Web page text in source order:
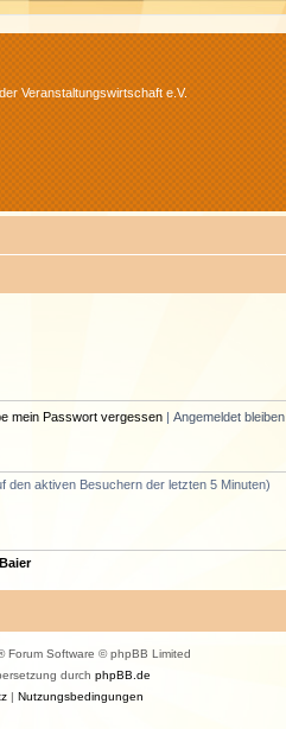
Veranstaltungswirtschaft e.V.
mein Passwort vergessen Angemeldet bleiben
den aktiven Besuchern der letzten 5 Minuten)
Forum Software © phpBB Limited
durch phpBB.de
| Nutzungsbedingungen